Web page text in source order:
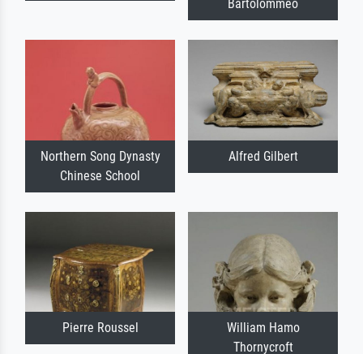
Bartolommeo
Northern Song Dynasty
Chinese School
Alfred Gilbert
Pierre Roussel
William Hamo
Thornycroft